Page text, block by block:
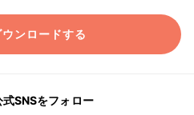
ンロードする
SNSをフォロー